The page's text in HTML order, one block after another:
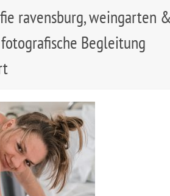
ravensburg, weingarten
Begleitung